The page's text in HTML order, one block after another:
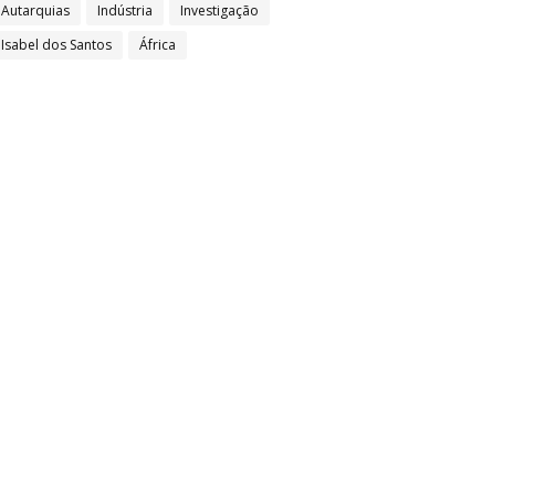
Autarquias
Indústria
Investigação
Isabel dos Santos
África